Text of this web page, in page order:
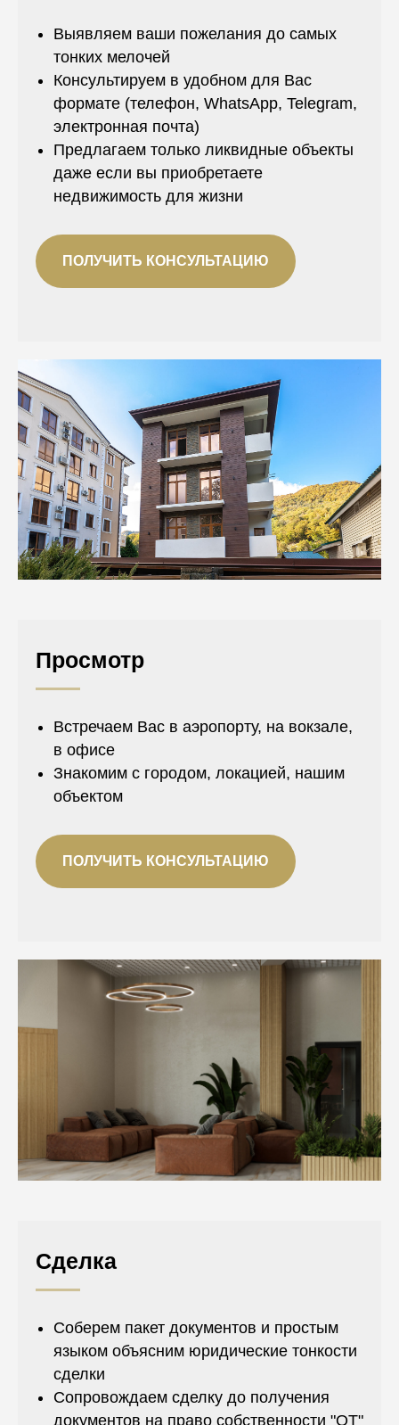
Выявляем ваши пожелания до самых
тонких мелочей
Консультируем в удобном для Вас
формате (телефон, WhatsApp, Telegram,
электронная почта)
Предлагаем только ликвидные объекты
даже если вы приобретаете
недвижимость для жизни
ПОЛУЧИТЬ КОНСУЛЬТАЦИЮ
Просмотр
Встречаем Вас в аэропорту, на вокзале,
в офисе
Знакомим с городом, локацией, нашим
объектом
ПОЛУЧИТЬ КОНСУЛЬТАЦИЮ
Сделка
Соберем пакет документов и простым
языком объясним юридические тонкости
сделки
Сопровождаем сделку до получения
документов на право собственности "ОТ"